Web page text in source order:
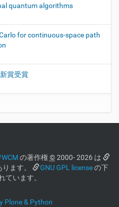
quantum algorithms
for continuous-space path
賞受賞
の著作権©2000- 2026 は
ます。 GNU GPL licenseの下
ています。
Plone & Python